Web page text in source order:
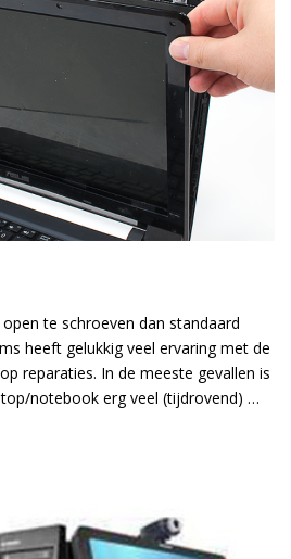
te schroeven dan standaard
heeft gelukkig veel ervaring met de
reparaties. In de meeste gevallen is
notebook erg veel (tijdrovend) …